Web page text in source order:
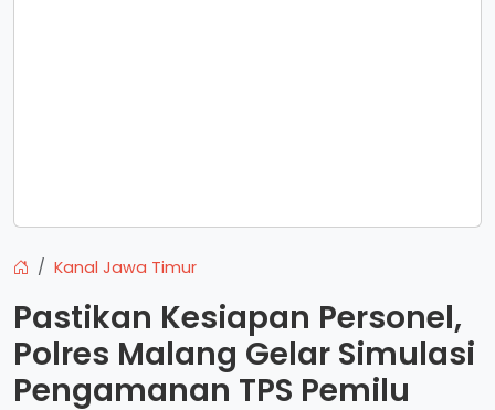
Kanal Jawa Timur
Pastikan Kesiapan Personel,
Polres Malang Gelar Simulasi
Pengamanan TPS Pemilu